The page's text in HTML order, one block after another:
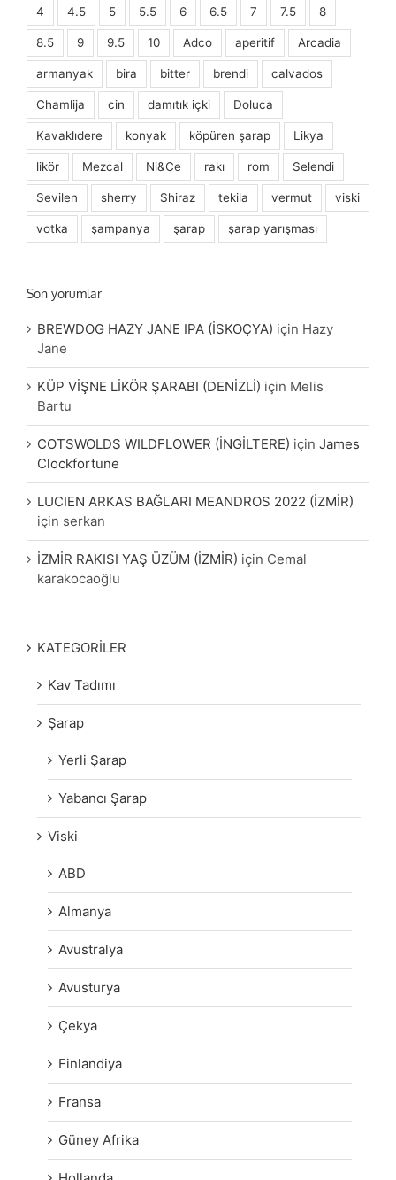
4 4.5 5 5.5 6 6.5 7 7.5 8
8.5 9 9.5 10 Adco aperitif Arcadia
armanyak bira bitter brendi calvados
Chamlija cin damıtık içki Doluca
Kavaklıdere konyak köpüren şarap Likya
likör Mezcal Ni&Ce rakı rom Selendi
Sevilen sherry Shiraz tekila vermut viski
votka şampanya şarap şarap yarışması
Son yorumlar
BREWDOG HAZY JANE IPA (İSKOÇYA) için Hazy
Jane
KÜP VİŞNE LİKÖR ŞARABI (DENİZLİ) için Melis
Bartu
COTSWOLDS WILDFLOWER (İNGİLTERE) için James
Clockfortune
LUCIEN ARKAS BAĞLARI MEANDROS 2022 (İZMİR)
için serkan
İZMİR RAKISI YAŞ ÜZÜM (İZMİR) için Cemal
karakocaoğlu
KATEGORİLER
Kav Tadımı
Şarap
Yerli Şarap
Yabancı Şarap
Viski
ABD
Almanya
Avustralya
Avusturya
Çekya
Finlandiya
Fransa
Güney Afrika